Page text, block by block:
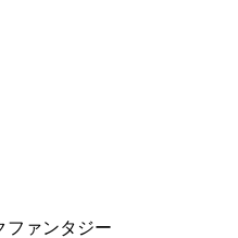
ファンタジー